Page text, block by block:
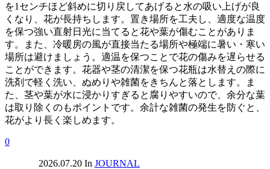
を1センチほど斜めに切り戻してあげると水の吸い上げが良
くなり、花が長持ちします。置き場所を工夫し、適度な温度
を保つ強い直射日光に当てると花や葉が傷むことがありま
す。また、冷暖房の風が直接当たる場所や極端に暑い・寒い
場所は避けましょう。適温を保つことで花の傷みを遅らせる
ことができます。花器や茎の清潔を保つ花瓶は水替えの際に
洗剤で軽く洗い、ぬめりや雑菌をきちんと落とします。ま
た、茎や葉が水に浸かりすぎると腐りやすいので、余分な葉
は取り除くのもポイントです。余計な雑菌の発生を防ぐと、
花がより長く楽しめます。
0
2026.07.20 In JOURNAL